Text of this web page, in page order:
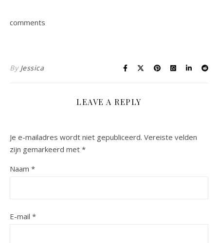
comments
By Jessica
LEAVE A REPLY
Je e-mailadres wordt niet gepubliceerd. Vereiste velden
zijn gemarkeerd met *
Naam *
E-mail *